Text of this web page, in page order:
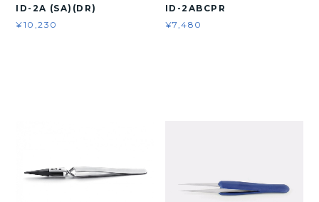
ID-2A (SA)(DR)
¥10,230
ID-2ABCPR
¥7,480